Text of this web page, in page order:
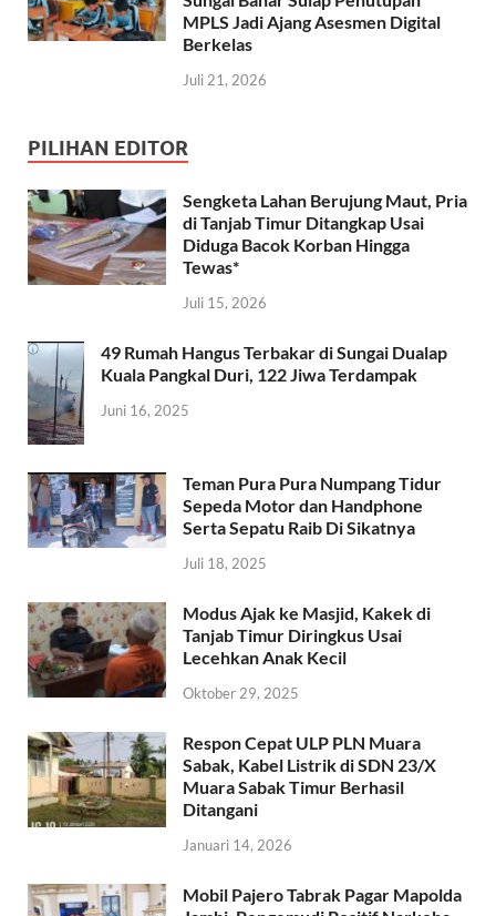
MPLS Jadi Ajang Asesmen Digital
Berkelas
Juli 21, 2026
PILIHAN EDITOR
Sengketa Lahan Berujung Maut, Pria
di Tanjab Timur Ditangkap Usai
Diduga Bacok Korban Hingga
Tewas*
Juli 15, 2026
49 Rumah Hangus Terbakar di Sungai Dualap
Kuala Pangkal Duri, 122 Jiwa Terdampak
Juni 16, 2025
Teman Pura Pura Numpang Tidur
Sepeda Motor dan Handphone
Serta Sepatu Raib Di Sikatnya
Juli 18, 2025
Modus Ajak ke Masjid, Kakek di
Tanjab Timur Diringkus Usai
Lecehkan Anak Kecil
Oktober 29, 2025
Respon Cepat ULP PLN Muara
Sabak, Kabel Listrik di SDN 23/X
Muara Sabak Timur Berhasil
Ditangani
Januari 14, 2026
Mobil Pajero Tabrak Pagar Mapolda